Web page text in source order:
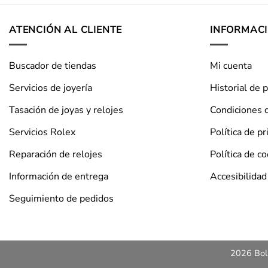
ATENCIÓN AL CLIENTE
Buscador de tiendas
Servicios de joyería
Tasación de joyas y relojes
Servicios Rolex
Reparación de relojes
Información de entrega
Seguimiento de pedidos
Mi cuenta
Historial de
Condiciones
Política de
Política de
Accesibilidad
2026